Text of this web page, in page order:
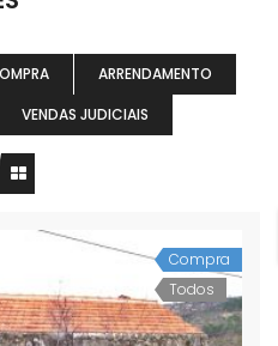
ARRENDAMENTO
VENDAS JUDICIAIS
Compra
Todos